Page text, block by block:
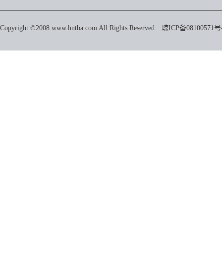
Copyright ©2008 www.hntba.com All Rights Reserved 琼ICP备08100571